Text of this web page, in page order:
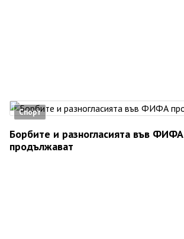
Спорт
Борбите и разногласията във ФИФА
продължават